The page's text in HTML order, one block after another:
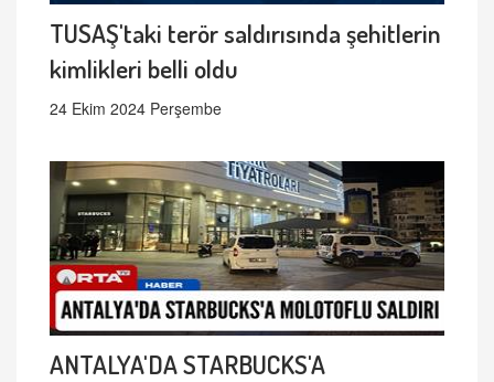
TUSAŞ'taki terör saldırısında şehitlerin
kimlikleri belli oldu
24 Ekim 2024 Perşembe
ANTALYA'DA STARBUCKS'A